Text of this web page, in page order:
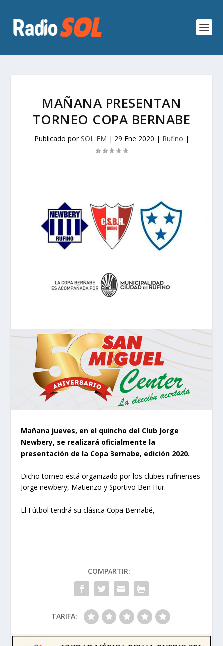
MAÑANA PRESENTAN
TORNEO COPA BERNABE
Publicado porSOL FM | 29 Ene 2020 | Rufino |
Mañana jueves, en el quincho del Club Jorge
Newbery, se realizará oficialmente la
presentación de la Copa Bernabe, edición 2020.
Dicho torneo está organizado por los clubes rufinenses
Jorge newbery, Matienzo y Sportivo Ben Hur.
El Fútbol tendrá su clásica Copa Bernabé,
COMPARTIR:
TARIFA: